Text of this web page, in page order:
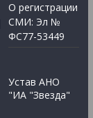
О регистрации
СМИ: Эл №
ФС77-53449
Устав АНО
"ИА "Звезда"